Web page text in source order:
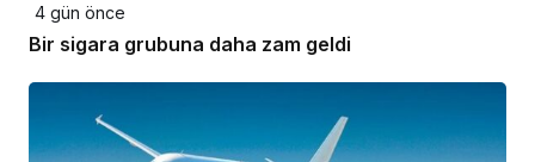
4 gün önce
Bir sigara grubuna daha zam geldi